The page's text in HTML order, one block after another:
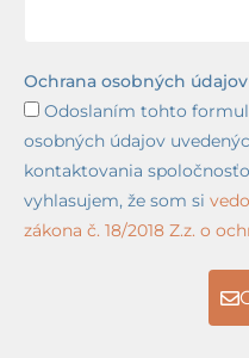
Ochrana osobných údajov
Odoslaním tohto
osobných údajov
kontaktovania
vyhlasujem, že som si
zákona č. 18/2018 Z.z. o